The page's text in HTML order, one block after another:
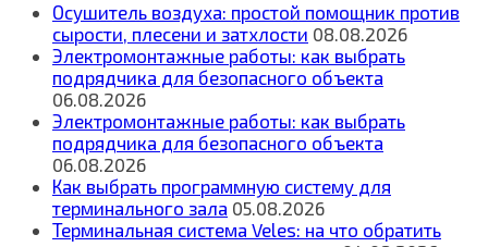
Осушитель воздуха: простой помощник против
сырости, плесени и затхлости 08.08.2026
Электромонтажные работы: как выбрать
подрядчика для безопасного объекта
06.08.2026
Электромонтажные работы: как выбрать
подрядчика для безопасного объекта
06.08.2026
Как выбрать программную систему для
терминального зала 05.08.2026
Терминальная система Veles: на что обратить